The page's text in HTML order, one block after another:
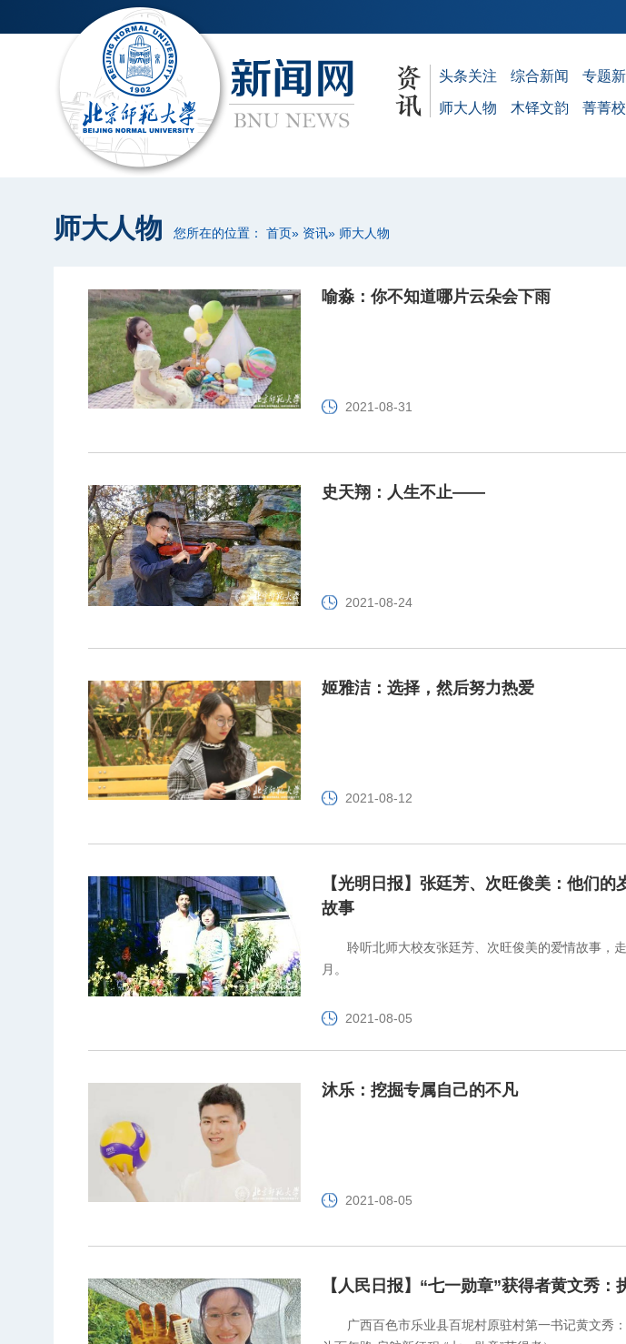
头条关注 综合新闻 专题
师大人物 木铎文韵 菁菁
您所在的位置： 首页» 资讯» 师大人物
师大人物
喻淼：你不知道哪片云朵会下雨
2021-08-31
史天翔：人生不止——
2021-08-24
姬雅洁：选择，然后努力热爱
2021-08-12
【光明日报】张廷芳、次旺俊美：他们的
故事
聆听北师大校友张廷芳、次旺俊美的爱情故事，
月。
2021-08-05
沐乐：挖掘专属自己的不凡
2021-08-05
【人民日报】“七一勋章”获得者黄文秀
广西百色市乐业县百坭村原驻村第一书记黄文秀